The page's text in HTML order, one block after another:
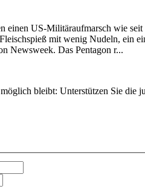
einen US-Militäraufmarsch wie
mit wenig Nudeln, ein
Newsweek. Das Pentagon r...
bleibt: Unterstützen Sie die